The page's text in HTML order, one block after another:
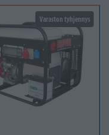
Varaston tyhjennys